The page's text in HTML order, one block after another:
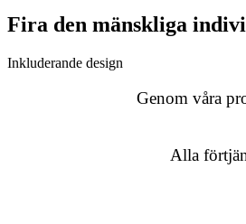
Fira den mänskliga
Inkluderande design
Genom våra
Alla